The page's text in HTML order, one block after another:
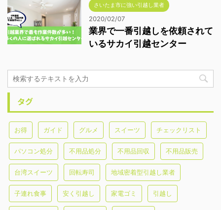
さいたま市に強い引越し業者
2020/02/07
業界で一番引越しを依頼されて
いるサカイ引越センター
タグ
お得 ガイド グルメ スイーツ チェックリスト
パソコン処分 不用品処分 不用品回収 不用品販売
台湾スイーツ 回転寿司 地域密着型引越し業者
子連れ食事 安く引越し 家電ゴミ 引越し